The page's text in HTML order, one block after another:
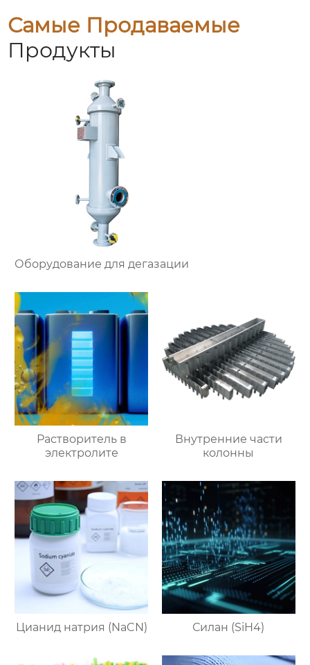
Самые Продаваемые
Продукты
Оборудование для дегазации
Растворитель в
электролите
Внутренние части
колонны
Цианид натрия (NaCN) Силан (SiH4)